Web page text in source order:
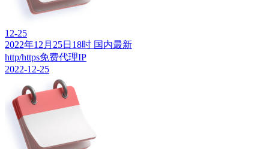
12-25
2022年12月25日18时 国内最新
http/https免费代理IP
2022-12-25